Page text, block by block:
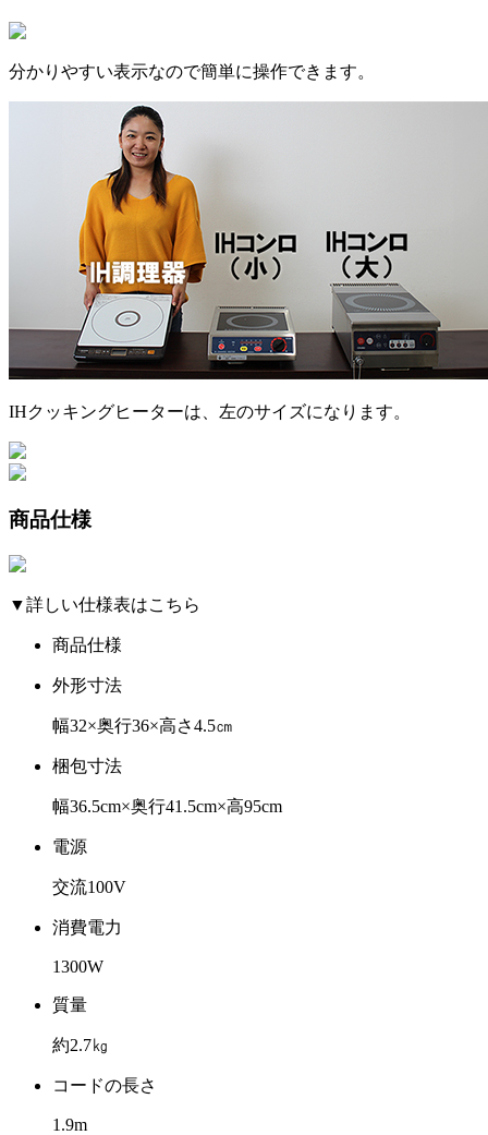
分かりやすい表示なので簡単に操作できます。
IHクッキングヒーターは、左のサイズになります。
商品仕様
▼詳しい仕様表はこちら
商品仕様
外形寸法
幅32×奥行36×高さ4.5㎝
梱包寸法
幅36.5cm×奥行41.5cm×高95cm
電源
交流100V
消費電力
1300W
質量
約2.7㎏
コードの長さ
1.9m